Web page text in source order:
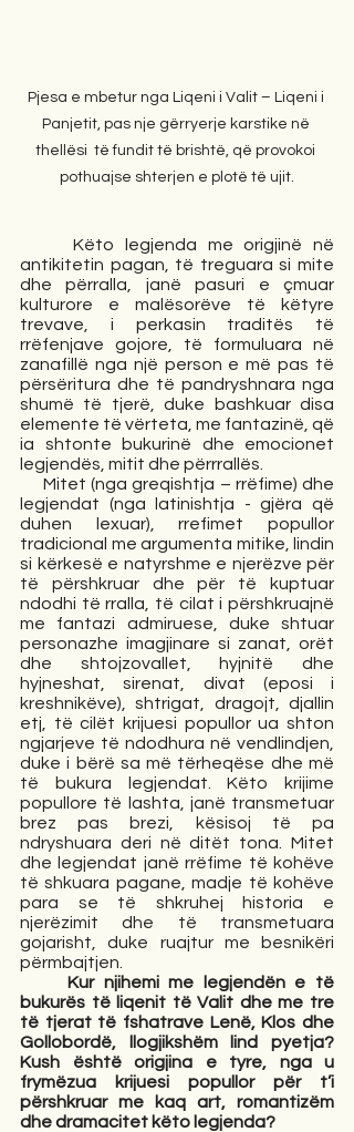
Pjesa e mbetur nga Liqeni i Valit – Liqeni i
Panjetit, pas nje gërryerje karstike në
thellësi  të fundit të brishtë, që provokoi
pothuajse shterjen e plotë të ujit.
     Këto legjenda me origjinë në
antikitetin pagan, të treguara si mite
dhe përralla, janë pasuri e çmuar
kulturore e malësorëve të këtyre
trevave, i perkasin traditës të
rrëfenjave gojore, të formuluara në
zanafillë nga një person e më pas të
përsëritura dhe të pandryshnara nga
shumë të tjerë, duke bashkuar disa
elemente të vërteta, me fantazinë, që
ia shtonte bukurinë dhe emocionet
legjendës, mitit dhe përrrallës.
legjendat (nga latinishtja - gjëra që
duhen lexuar), rrefimet popullor
tradicional me argumenta mitike, lindin
si kërkesë e natyrshme e njerëzve për
të përshkruar dhe për të kuptuar
ndodhi të rralla, të cilat i përshkruajnë
me fantazi admiruese, duke shtuar
personazhe imagjinare si zanat, orët
dhe shtojzovallet, hyjnitë dhe
hyjneshat, sirenat, divat (eposi i
kreshnikëve), shtrigat, dragojt, djallin
etj, të cilët krijuesi popullor ua shton
ngjarjeve të ndodhura në vendlindjen,
duke i bërë sa më tërheqëse dhe më
të bukura legjendat. Këto krijime
popullore të lashta, janë transmetuar
brez pas brezi, kësisoj të pa
ndryshuara deri në ditët tona. Mitet
dhe legjendat janë rrëfime të kohëve
të shkuara pagane, madje të kohëve
para se të shkruhej historia e
njerëzimit dhe të transmetuara
gojarisht, duke ruajtur me besnikëri
përmbajtjen.
  Kur njihemi me legjendën e të
bukurës të liqenit të Valit dhe me tre
të tjerat të fshatrave Lenë, Klos dhe
Gollobordë, llogjikshëm lind pyetja?
Kush është origjina e tyre, nga u
frymëzua krijuesi popullor për t’i
përshkruar me kaq art, romantizëm
dhe dramacitet këto legjenda?